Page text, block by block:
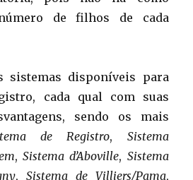
de filhos de cada
sistemas disponíveis para
cada qual com suas
sendo os mais
de Registro, Sistema
,Sistema d’Aboville, Sistema
, Sistema de Villiers/Pama,